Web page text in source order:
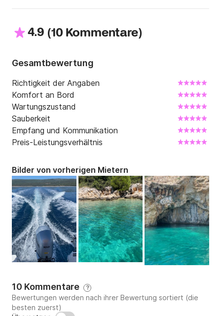
4.9 (10 Kommentare)
Gesamtbewertung
Richtigkeit der Angaben
Komfort an Bord
Wartungszustand
Sauberkeit
Empfang und Kommunikation
Preis-Leistungsverhältnis
Bilder von vorherigen Mietern
10 Kommentare ?
Bewertungen werden nach ihrer Bewertung sortiert (die
besten zuerst)